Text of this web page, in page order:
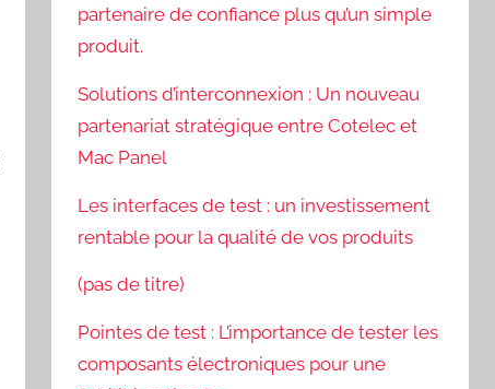
partenaire de confiance plus qu’un simple
produit.
Solutions d’interconnexion : Un nouveau
partenariat stratégique entre Cotelec et
Mac Panel
Les interfaces de test : un investissement
rentable pour la qualité de vos produits
(pas de titre)
Pointes de test : L’importance de tester les
composants électroniques pour une